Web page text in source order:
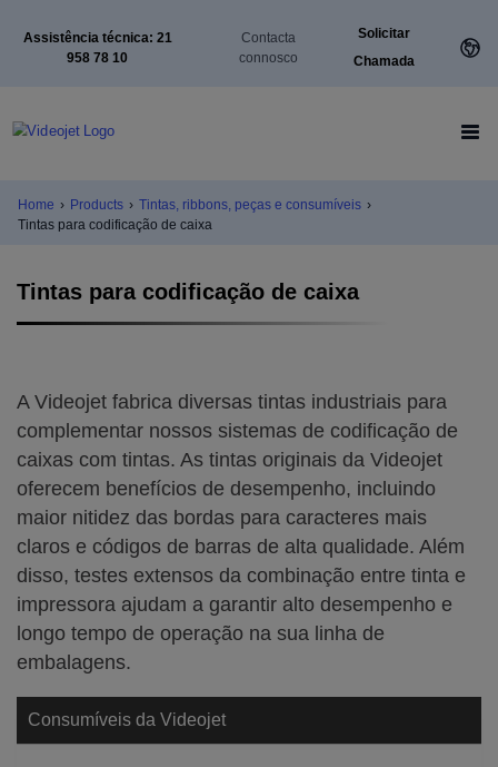
Assistência técnica: 21
958 78 10
Contacta
connosco
Solicitar
Chamada
Home › Products › Tintas, ribbons, peças e consumíveis ›
Tintas para codificação de caixa
Tintas para codificação de caixa
A Videojet fabrica diversas tintas industriais para
complementar nossos sistemas de codificação de
caixas com tintas. As tintas originais da Videojet
oferecem benefícios de desempenho, incluindo
maior nitidez das bordas para caracteres mais
claros e códigos de barras de alta qualidade. Além
disso, testes extensos da combinação entre tinta e
impressora ajudam a garantir alto desempenho e
longo tempo de operação na sua linha de
embalagens.
Consumíveis da Videojet